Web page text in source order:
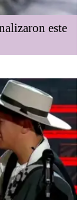
este